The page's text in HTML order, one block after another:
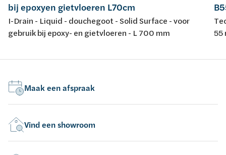
bij epoxyen gietvloeren L70cm
I-Drain - Liquid - douchegoot - Solid Surface - voor
gebruik bij epoxy- en gietvloeren - L 700 mm
55
Maak een afspraak
Vind een showroom